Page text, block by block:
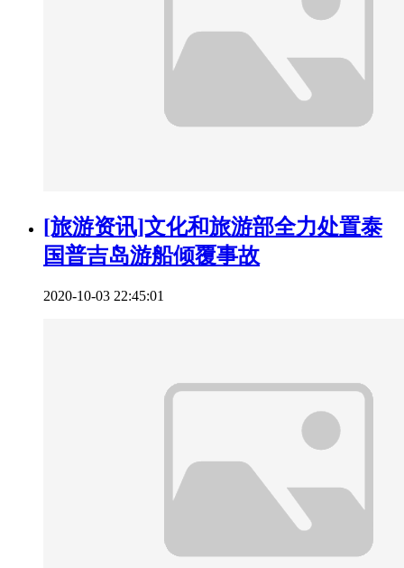
[旅游资讯]文化和旅游部全力处置泰
国普吉岛游船倾覆事故
2020-10-03 22:45:01